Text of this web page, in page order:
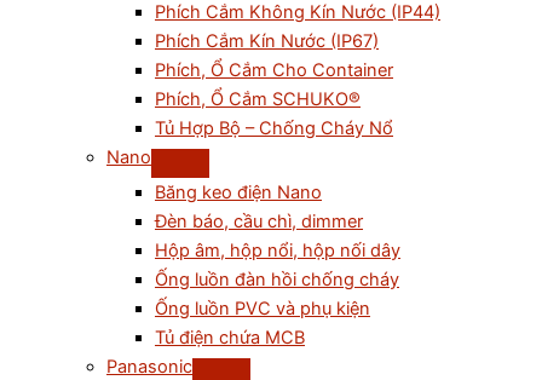
Phích Cắm Không Kín Nước (IP44)
Phích Cắm Kín Nước (IP67)
Phích, Ổ Cắm Cho Container
Phích, Ổ Cắm SCHUKO®
Tủ Hợp Bộ – Chống Cháy Nổ
Nano
Băng keo điện Nano
Đèn báo, cầu chì, dimmer
Hộp âm, hộp nổi, hộp nối dây
Ống luồn đàn hồi chống cháy
Ống luồn PVC và phụ kiện
Tủ điện chứa MCB
Panasonic